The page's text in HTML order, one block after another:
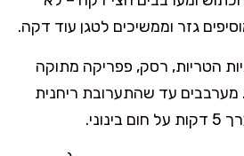
גזר וממשיכים לטגן עוד דקה.
הטריות, רסק, פפריקה מתוקה
מערבבים עד שהתערובת ריחנית